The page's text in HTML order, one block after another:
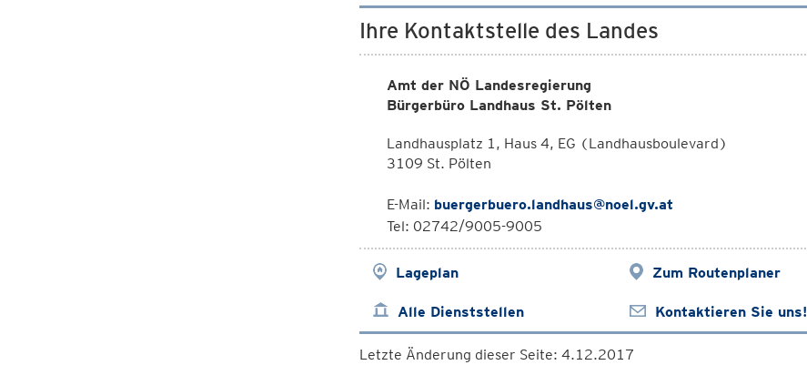
Ihre Kontaktstelle des Landes
Amt der NÖ Landesregierung
Bürgerbüro Landhaus St. Pölten
Landhausplatz 1, Haus 4, EG (Landhausboulevard)
3109 St. Pölten
E-Mail: buergerbuero.landhaus@noel.gv.at
Tel: 02742/9005-9005
Lageplan Zum Routenplaner
Alle Dienststellen Kontaktieren Sie uns!
Letzte Änderung dieser Seite: 4.12.2017